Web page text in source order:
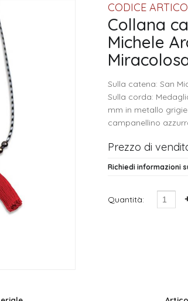
CODICE
Collana
Michele
Sulla catena: San
Sulla corda:
mm in metallo
campanellino
Prezzo di
Richiedi informazioni
Quantità: